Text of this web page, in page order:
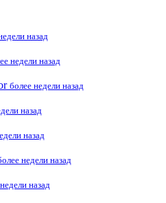
назад
недели назад
более недели назад
назад
назад
недели назад
назад